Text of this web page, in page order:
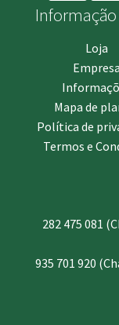
Loja
Empresa
Mapa de
Política de
Termos e
282 475 081
935 701 920